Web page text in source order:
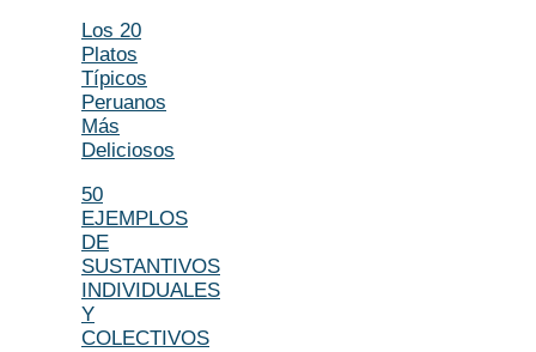
Los 20
Platos
Típicos
Peruanos
Más
Deliciosos
50
EJEMPLOS
DE
SUSTANTIVOS
INDIVIDUALES
Y
COLECTIVOS